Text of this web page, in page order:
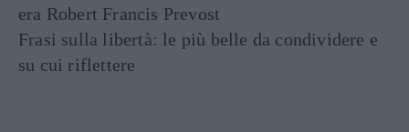
era Robert Francis Prevost
Frasi sulla libertà: le più belle da condividere e
su cui riflettere